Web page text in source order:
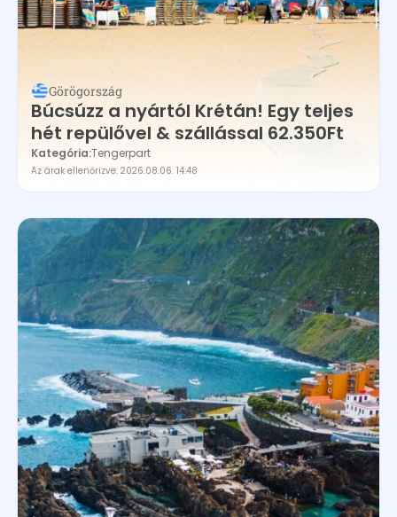
Görögország
Búcsúzz a nyártól Krétán! Egy teljes
hét repülővel & szállással 62.350Ft
Kategória:Tengerpart
Az árak ellenőrizve: 2026.08.06. 14:48